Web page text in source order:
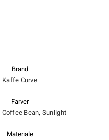
Brand
Kaffe Curve
Farver
Coffee Bean, Sunlight
Materiale